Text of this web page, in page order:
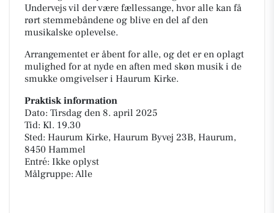
Undervejs vil der være fællessange, hvor alle kan få
rørt stemmebåndene og blive en del af den
musikalske oplevelse.
Arrangementet er åbent for alle, og det er en oplagt
mulighed for at nyde en aften med skøn musik i de
smukke omgivelser i Haurum Kirke.
Praktisk information
Dato: Tirsdag den 8. april 2025
Tid: Kl. 19.30
Sted: Haurum Kirke, Haurum Byvej 23B, Haurum,
8450 Hammel
Entré: Ikke oplyst
Målgruppe: Alle